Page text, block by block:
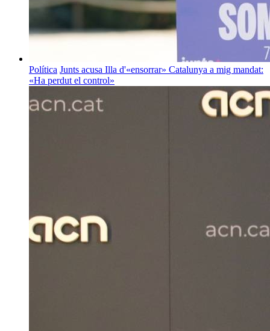
Política Junts acusa Illa d'«ensorrar» Catalunya a mig mandat:
«Ha perdut el control»